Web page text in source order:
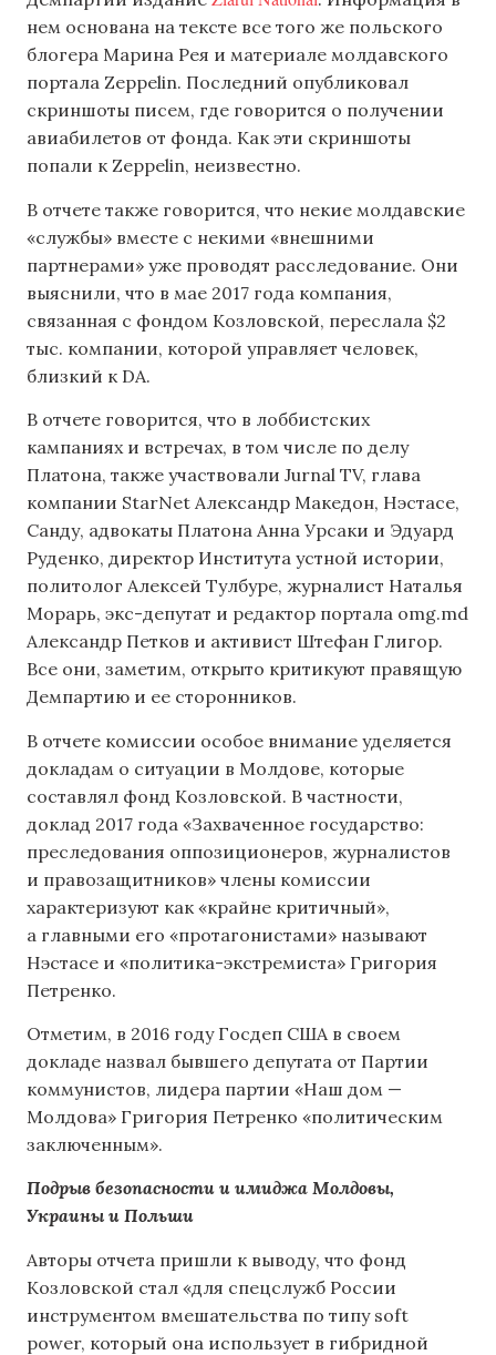
нем основана на тексте все того же польского
блогера Марина Рея и материале молдавского
портала Zeppelin. Последний опубликовал
скриншоты писем, где говорится о получении
авиабилетов от фонда. Как эти скриншоты
попали к Zeppelin, неизвестно.
В отчете также говорится, что некие молдавские
«службы» вместе с некими «внешними
партнерами» уже проводят расследование. Они
выяснили, что в мае 2017 года компания,
связанная с фондом Козловской, переслала $2
тыс. компании, которой управляет человек,
близкий к DA.
В отчете говорится, что в лоббистских
кампаниях и встречах, в том числе по делу
Платона, также участвовали Jurnal TV, глава
компании StarNet Александр Македон, Нэстасе,
Санду, адвокаты Платона Анна Урсаки и Эдуард
Руденко, директор Института устной истории,
политолог Алексей Тулбуре, журналист Наталья
Морарь, экс-депутат и редактор портала omg.md
Александр Петков и активист Штефан Глигор.
Все они, заметим, открыто критикуют правящую
Демпартию и ее сторонников.
В отчете комиссии особое внимание уделяется
докладам о ситуации в Молдове, которые
составлял фонд Козловской. В частности,
доклад 2017 года «Захваченное государство:
преследования оппозиционеров, журналистов
и правозащитников» члены комиссии
характеризуют как «крайне критичный»,
а главными его «протагонистами» называют
Нэстасе и «политика-экстремиста» Григория
Петренко.
Отметим, в 2016 году Госдеп США в своем
докладе назвал бывшего депутата от Партии
коммунистов, лидера партии «Наш дом —
Молдова» Григория Петренко «политическим
заключенным».
Подрыв безопасности и имиджа Молдовы,
Украины и Польши
Авторы отчета пришли к выводу, что фонд
Козловской стал «для спецслужб России
инструментом вмешательства по типу soft
power, который она использует в гибридной